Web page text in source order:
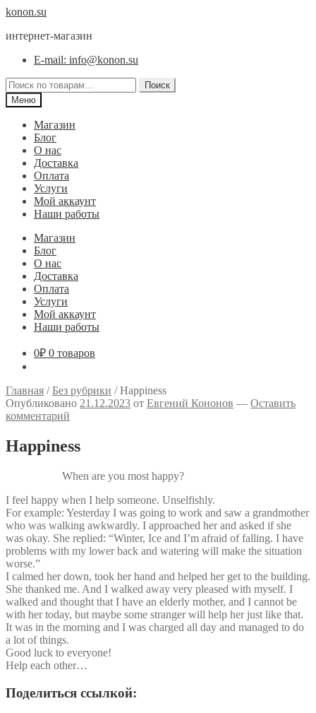
Перейти
навигации
Перейти
содержимому
konon.su
интернет-магазин
E-mail: info@konon.su
Искать:
Поиск
Меню
Магазин
Блог
О нас
Доставка
Оплата
Услуги
Мой аккаунт
Наши работы
Магазин
Блог
О нас
Доставка
Оплата
Услуги
Мой аккаунт
Наши работы
0₽ 0 товаров
Главная /Без рубрики /Happiness
Опубликовано 21.12.2023 от Евгений Кононов — Оставить
комментарий
Happiness
When are you most happy?
I feel happy when I help someone. Unselfishly.
For example: Yesterday I was going to work and saw a grandmother
who was walking awkwardly. I approached her and asked if she
was okay. She replied: “Winter, Ice and I’m afraid of falling. I have
problems with my lower back and watering will make the situation
worse.”
I calmed her down, took her hand and helped her get to the building.
She thanked me. And I walked away very pleased with myself. I
walked and thought that I have an elderly mother, and I cannot be
with her today, but maybe some stranger will help her just like that.
It was in the morning and I was charged all day and managed to do
a lot of things.
Good luck to everyone!
Help each other…
Поделиться ссылкой: